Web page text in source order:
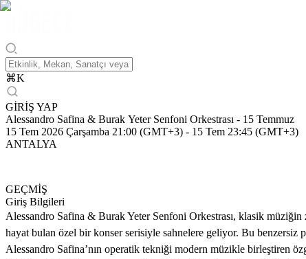
⌘K
GİRİŞ YAP
Alessandro Safina & Burak Yeter Senfoni Orkestrası - 15 Temmuz
15 Tem 2026 Çarşamba 21:00 (GMT+3) - 15 Tem 23:45 (GMT+3)
ANTALYA
GEÇMİŞ
Giriş Bilgileri
Alessandro Safina & Burak Yeter Senfoni Orkestrası, klasik
hayat bulan özel bir konser serisiyle sahnelere geliyor. Bu benzersiz
Alessandro Safina’nın operatik tekniği modern müzikle birleştiren